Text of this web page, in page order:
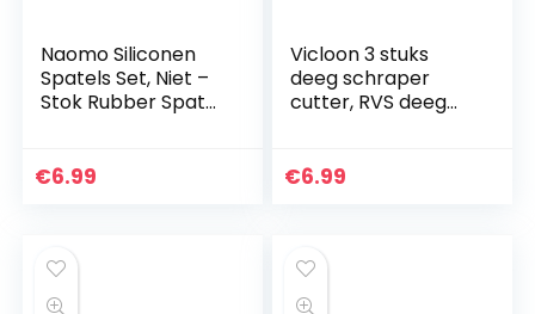
Naomo Siliconen
Spatels Set, Niet –
Stok Rubber Spatel
Mixen (5 – Stuks)
€6.99
Vicloon 3 stuks
deeg schraper
cutter, RVS deeg
maatschaal, Plastic
€6.99